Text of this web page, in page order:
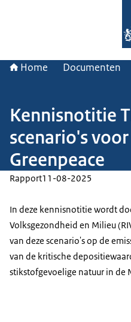
Home Documenten
Kennisnotitie
scenario's
Greenpeace
Rapport11-08-2025
In deze kennisnotitie wordt
Volksgezondheid en Milieu
van deze scenario's op de
van de kritische
stikstofgevoelige natuur in de